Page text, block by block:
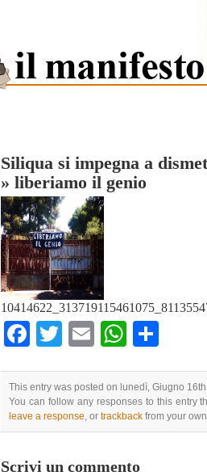
Siliqua si impegna a
» liberiamo il genio
Facebook
TwitterEmail
This entry was posted on lunedì, Giugno
You can follow any responses to this entry
leave a response, or trackback from your
Scrivi un commento